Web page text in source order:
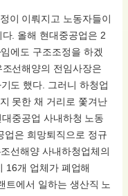
이 이뤄지고 노동자들이
. 올해 현대중공업은 2
에도 구조조정을 하겠
선해양의 전임사장은
도 했다. 그러니 하청업
못한 채 거리로 쫓겨난
중공업 사내하청 노동
업은 희망퇴직으로 정규
선해양 사내하청업체의
16개 업체가 폐업해
트에서 일하는 생산직 노